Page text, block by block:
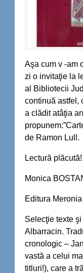
Aşa cum v -am
zi o invitaţie la
al Bibliotecii
continuă astfel,
a clădit atâţia
de Ramon Lull.
Lectură plăcută!
Monica
Editura Meronia
Selecţie texte
Albarracin.
cronologic –
vastă a celui
titluri!), care a